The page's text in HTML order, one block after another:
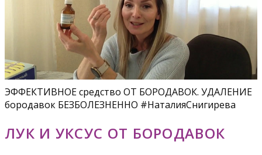
ЭФФЕКТИВНОЕ средство ОТ БОРОДАВОК. УДАЛЕНИЕ
бородавок БЕЗБОЛЕЗНЕННО #НаталияСнигирева
ЛУК И УКСУС ОТ БОРОДАВОК